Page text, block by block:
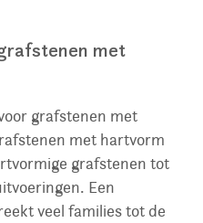
met
grafstenen met
met hartvorm
grafstenen tot
Een
veel families tot de